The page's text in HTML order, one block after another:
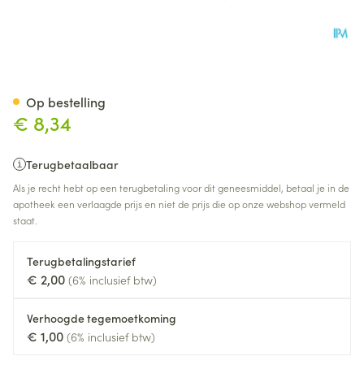
€ 8,34
Terugbetaalbaar
Als je recht hebt op een terugbetaling voor dit geneesmiddel, betaal je in de
apotheek een verlaagde prijs en niet de prijs die op onze webshop vermeld
staat.
Terugbetalingstarief
€ 2,00 (6% inclusief btw)
Verhoogde tegemoetkoming
€ 1,00 (6% inclusief btw)
Op bestelling